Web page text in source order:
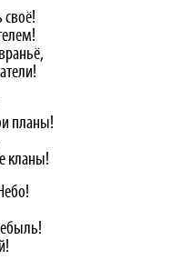
своё!
планы!
кланы!